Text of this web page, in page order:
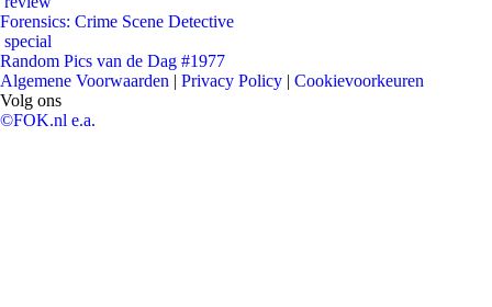
Forensics: Crime Scene Detective
special
Random Pics van de Dag #1977
Algemene Voorwaarden | Privacy Policy | Cookievoorkeuren
Volg ons
©FOK.nl e.a.